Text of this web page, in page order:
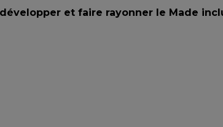
et faire rayonner le Made